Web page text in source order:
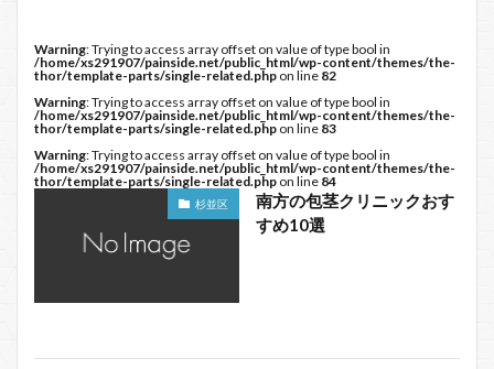
Warning: Trying to access array offset on value of type bool in
/home/xs291907/painside.net/public_html/wp-content/themes/the-
thor/template-parts/single-related.php on line 82
Warning: Trying to access array offset on value of type bool in
/home/xs291907/painside.net/public_html/wp-content/themes/the-
thor/template-parts/single-related.php on line 83
Warning: Trying to access array offset on value of type bool in
/home/xs291907/painside.net/public_html/wp-content/themes/the-
thor/template-parts/single-related.php on line 84
杉並区
南方の包茎クリニックおす
すめ10選